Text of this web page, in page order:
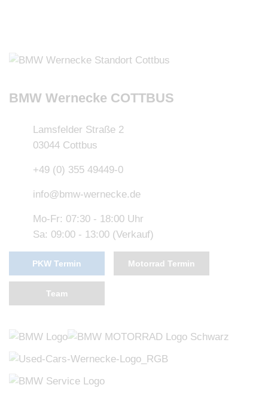
BMW Wernecke COTTBUS
Lamsfelder Straße 2
03044 Cottbus
+49 (0) 355 49449-0
info@bmw-wernecke.de
Mo-Fr: 07:30 - 18:00 Uhr
Sa: 09:00 - 13:00 (Verkauf)
PKW Termin Motorrad Termin
Team